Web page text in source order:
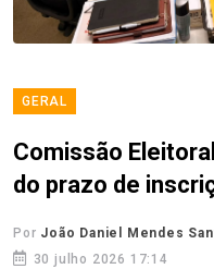
GERAL
Comissão
do prazo de
Por João Daniel Mendes
30 julho 2026 17:14